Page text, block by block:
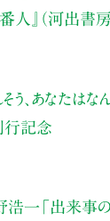
番人』（河出書
そう、あなたはな
行記念
浩一 「出来事